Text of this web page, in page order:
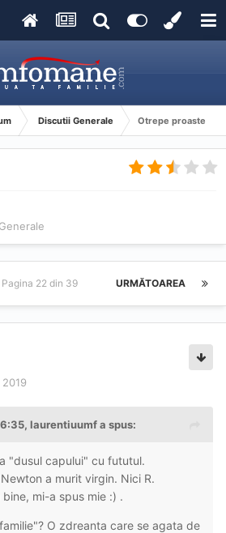
Discutii Generale Otrepe proaste
URMĂTOAREA
Pagina 22 din 39
laurentiuumf a spus:
"dusul capului" cu fututul.
a murit virgin. Nici R.
mi-a spus mie :) .
O zdreanta care se agata de